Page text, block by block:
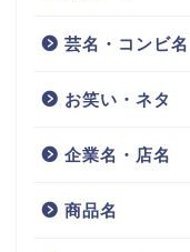
芸名・コンビ名
お笑い・ネタ
企業名・店名
商品名